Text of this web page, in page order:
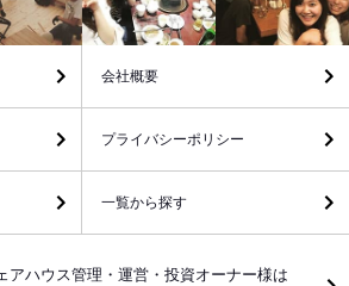
会社概要
プライバシーポリシー
一覧から探す
アハウス管理・運営・投資オーナー様は